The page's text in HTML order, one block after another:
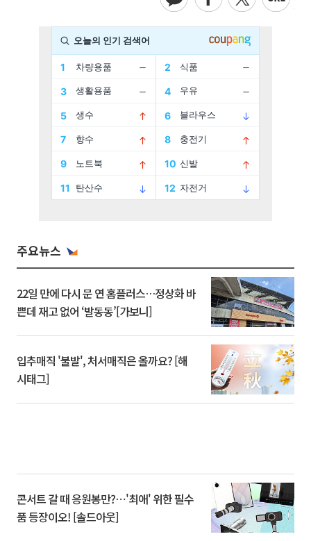
주요뉴스
22일 만에 다시 문 연 홈플러스…정상화 바
쁜데 재고 없어 ‘발동동’[가보니]
입추매직 '불발', 처서매직은 올까요? [해
시태그]
콘서트 갈 때 응원봉만?⋯'최애' 위한 필수
품 등장이오! [솔드아웃]